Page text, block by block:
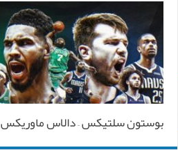
بوستون سلتیکس – دالاس ماوریکس